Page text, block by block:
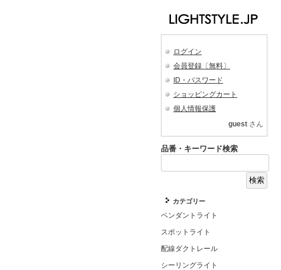
ログイン
会員登録〔無料〕
ID・パスワード
ショッピングカート
個人情報保護
guest さん
品番・キーワード検索
カテゴリー
ペンダントライト
スポットライト
配線ダクトレール
シーリングライト